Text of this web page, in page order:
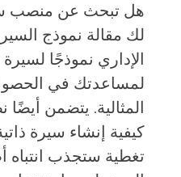
هل تبحث عن منصب
لك مقالة نموذج
الإداري نموذجًا
لمساعدتك في
المثالية. يتضمن
كيفية إنشاء سيرة
تغطية ستجذب